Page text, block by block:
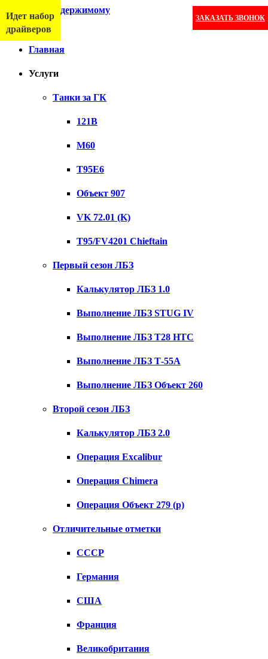
Перейти к содержимому
ЗАКАЗАТЬ ЗВОНОК
Меню
Главная
Услуги
Танки за ГК
121B
M60
T95E6
Объект 907
VK 72.01 (K)
T95/FV4201 Chieftain
Первый сезон ЛБЗ
Калькулятор ЛБЗ 1.0
Выполнение ЛБЗ STUG IV
Выполнение ЛБЗ T28 HTC
Выполнение ЛБЗ Т-55А
Выполнение ЛБЗ Объект 260
Второй сезон ЛБЗ
Калькулятор ЛБЗ 2.0
Операция Excalibur
Операция Chimera
Операция Объект 279 (р)
Отличительные отметки
СССР
Германия
США
Франция
Великобритания
Идет набор
драйверов